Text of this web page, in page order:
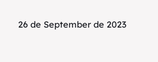
26 de September de 2023